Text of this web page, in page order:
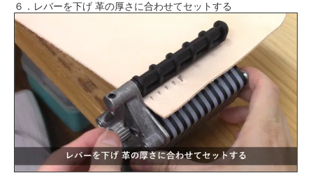
６．レバーを下げ 革の厚さに合わせてセットする